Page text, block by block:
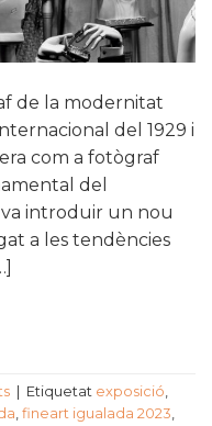
de la modernitat
del 1929 i
com a fotògraf
del
introduir un nou
a les tendències
Etiquetat exposició,
, fineart igualada 2023,